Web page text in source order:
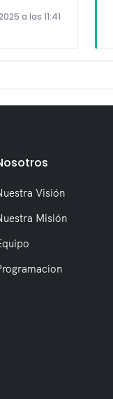
a las 11:41
Visión
Misión